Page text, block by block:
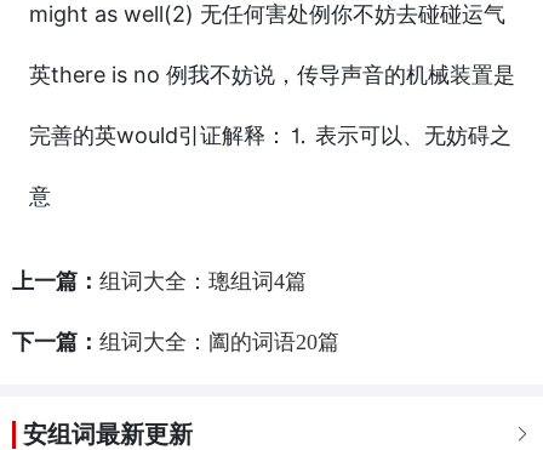
might as well(2) 无任何害处例你不妨去碰碰运气
英there is no 例我不妨说，传导声音的机械装置是
完善的英would引证解释：⒈ 表示可以、无妨碍之
意
上一篇： 组词大全：璁组词4篇
下一篇： 组词大全：阖的词语20篇

安组词最新更新